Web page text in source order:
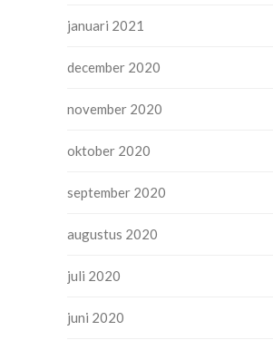
januari 2021
december 2020
november 2020
oktober 2020
september 2020
augustus 2020
juli 2020
juni 2020